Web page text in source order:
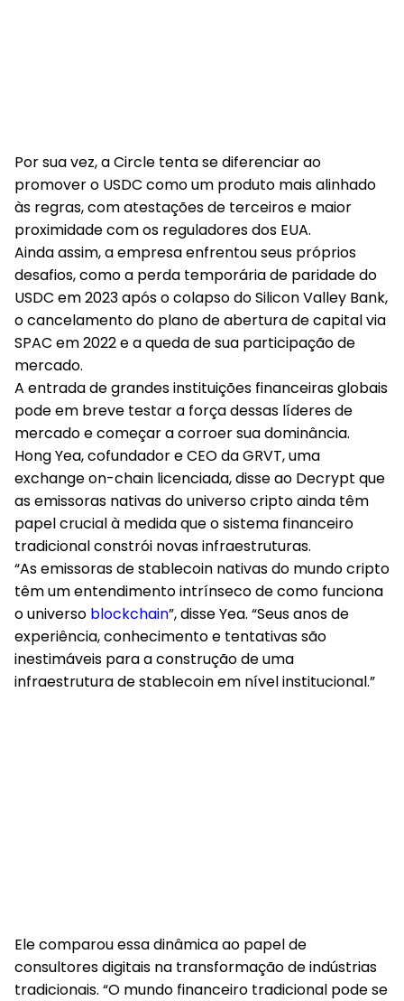
Por sua vez, a Circle tenta se diferenciar ao
promover o USDC como um produto mais alinhado
às regras, com atestações de terceiros e maior
proximidade com os reguladores dos EUA.
Ainda assim, a empresa enfrentou seus próprios
desafios, como a perda temporária de paridade do
USDC em 2023 após o colapso do Silicon Valley Bank,
o cancelamento do plano de abertura de capital via
SPAC em 2022 e a queda de sua participação de
mercado.
A entrada de grandes instituições financeiras globais
pode em breve testar a força dessas líderes de
mercado e começar a corroer sua dominância.
Hong Yea, cofundador e CEO da GRVT, uma
exchange on-chain licenciada, disse ao Decrypt que
as emissoras nativas do universo cripto ainda têm
papel crucial à medida que o sistema financeiro
tradicional constrói novas infraestruturas.
“As emissoras de stablecoin nativas do mundo cripto
têm um entendimento intrínseco de como funciona
o universo blockchain”, disse Yea. “Seus anos de
experiência, conhecimento e tentativas são
inestimáveis para a construção de uma
infraestrutura de stablecoin em nível institucional.”
Ele comparou essa dinâmica ao papel de
consultores digitais na transformação de indústrias
tradicionais. “O mundo financeiro tradicional pode se